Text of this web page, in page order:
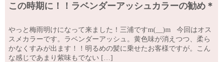
この時期に！！ラベンダーアッシュカラーの勧め＊
やっと梅雨明けになって来ました！三浦ですm(__)m 今回はオス
スメカラーです。ラベンダーアッシュ。黄色味が消えつつ、柔ら
かなくすみが出ます！！明るめの髪に乗せたお客様ですが。こん
な感じであまり紫味もでない […]